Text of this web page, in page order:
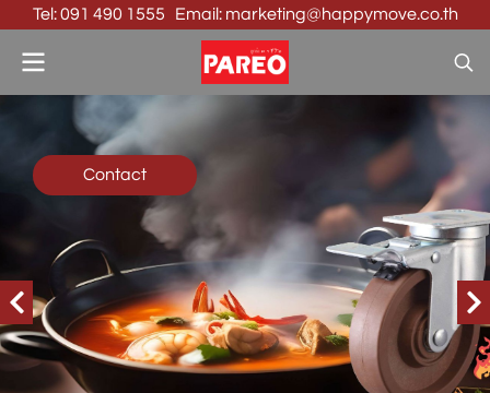
Tel: 091 490 1555 Email: marketing@happymove.co.th
Contact